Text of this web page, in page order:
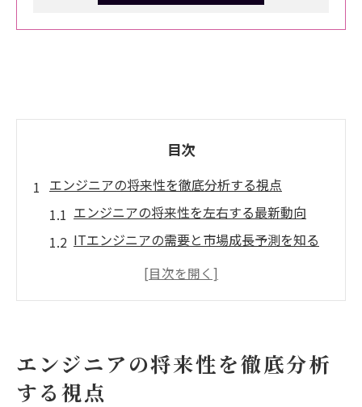
目次
エンジニアの将来性を徹底分析する視点
エンジニアの将来性を左右する最新動向
ITエンジニアの需要と市場成長予測を知る
エンジニアが安定して活躍できる理由と背
エンジニアのキャリア形成に必要な視点と
は
エンジニアの将来性を徹底分析
する視点